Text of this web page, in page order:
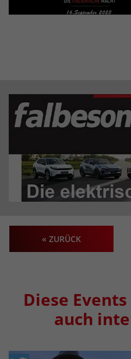
« ZURÜCK
Diese
auch